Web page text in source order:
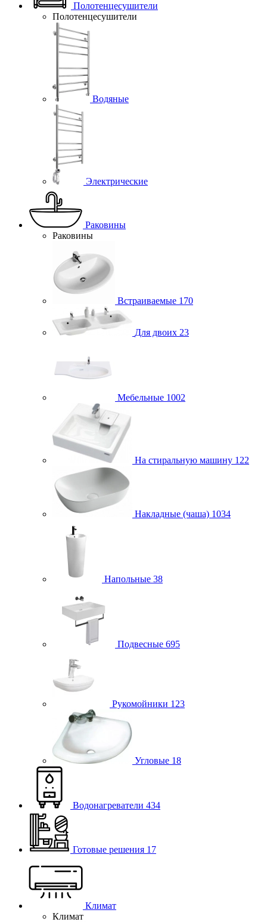
Полотенцесушители
Полотенцесушители
Водяные
Электрические
Раковины
Раковины
Встраиваемые 170
Для двоих 23
Мебельные 1002
На стиральную машину 122
Накладные (чаша) 1034
Напольные 38
Подвесные 695
Рукомойники 123
Угловые 18
Водонагреватели 434
Готовые решения 17
Климат
Климат